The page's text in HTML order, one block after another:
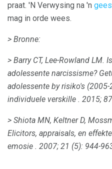
praat. 'N Verwysing na 'n
mag in orde wees.
> Bronne:
> Barry CT, Lee-Rowland LM.
adolessente narcissisme?
adolessente by risiko's (2005-
individuele verskille . 2015;
> Shiota MN, Keltner D,
Elicitors, appraisals, en
emosie . 2007; 21 (5): 944-